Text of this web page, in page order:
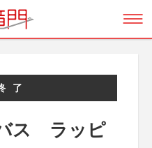
了
ス ラッピ